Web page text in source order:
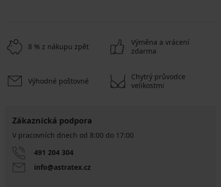
8 % z nákupu zpět
Výměna a vrácení
zdarma
Výhodné poštovné
Chytrý průvodce
velikostmi
Zákaznická podpora
V pracovních dnech od 8:00 do 17:00
491 204 304
info@astratex.cz